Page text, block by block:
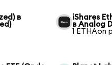
в
iShares
в Analog
1 ETHAon